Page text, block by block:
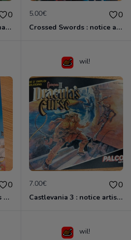
0
Lot de 10 figurines Warhammer (1991)
5.00€ 0
Crossed Swords : notice artisanale
0
Captain Lang (High Seas Havoc) : notice artisanale
wil!
7.00€ 0
Castlevania 3 : notice artisanale
wil!